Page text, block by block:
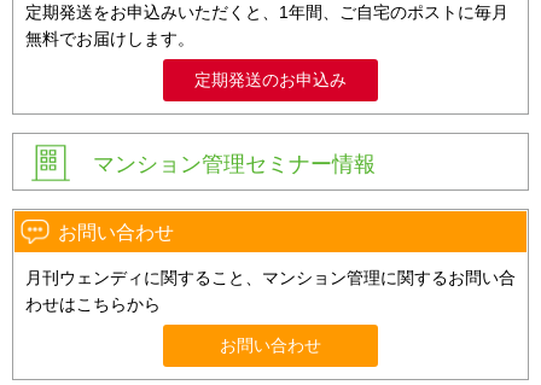
定期発送をお申込みいただくと、1年間、ご自宅のポストに毎月
無料でお届けします。
定期発送のお申込み
マンション管理セミナー情報
お問い合わせ
月刊ウェンディに関すること、マンション管理に関するお問い合
わせはこちらから
お問い合わせ